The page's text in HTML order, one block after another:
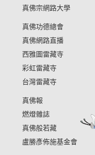
真佛宗網路大學
真佛功德總會
真佛網路直播
西雅圖雷藏寺
彩虹雷藏寺
台灣雷藏寺
真佛報
燃燈雜誌
真佛般若藏
盧勝彥佈施基金會